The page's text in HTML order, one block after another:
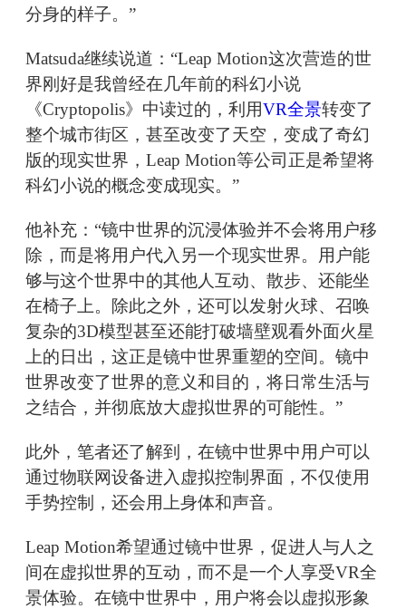
分身的样子。”
Matsuda继续说道：“Leap Motion这次营造的世
界刚好是我曾经在几年前的科幻小说
《Cryptopolis》中读过的，利用VR全景转变了
整个城市街区，甚至改变了天空，变成了奇幻
版的现实世界，Leap Motion等公司正是希望将
科幻小说的概念变成现实。”
他补充：“镜中世界的沉浸体验并不会将用户移
除，而是将用户代入另一个现实世界。用户能
够与这个世界中的其他人互动、散步、还能坐
在椅子上。除此之外，还可以发射火球、召唤
复杂的3D模型甚至还能打破墙壁观看外面火星
上的日出，这正是镜中世界重塑的空间。镜中
世界改变了世界的意义和目的，将日常生活与
之结合，并彻底放大虚拟世界的可能性。”
此外，笔者还了解到，在镜中世界中用户可以
通过物联网设备进入虚拟控制界面，不仅使用
手势控制，还会用上身体和声音。
Leap Motion希望通过镜中世界，促进人与人之
间在虚拟世界的互动，而不是一个人享受VR全
景体验。在镜中世界中，用户将会以虚拟形象